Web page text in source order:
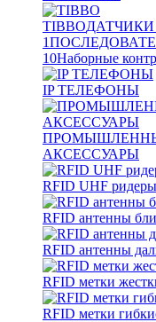
TIBBOДАТЧИКИ
1
10Наборные
IP ТЕЛЕФОНЫ
АКСЕССУАРЫ
RFID UHF ридеры
RFID антенны
RFID антенны
RFID метки
RFID метки